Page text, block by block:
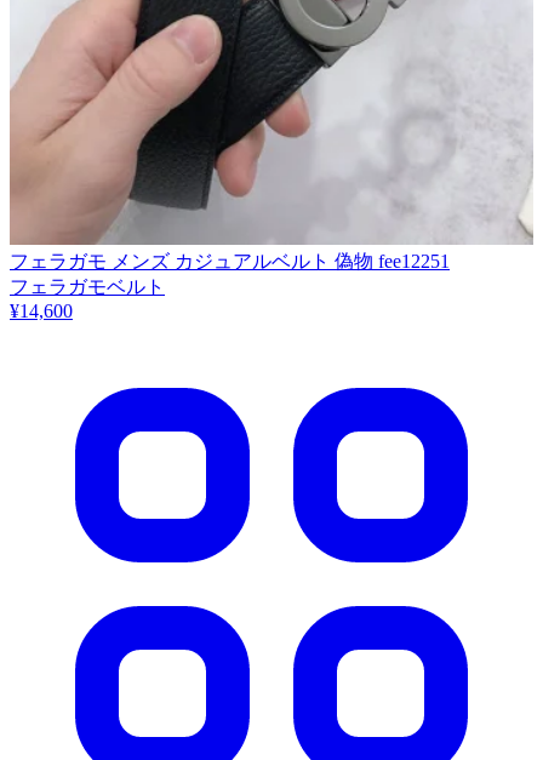
フェラガモ メンズ カジュアルベルト 偽物 fee12251
フェラガモベルト
¥14,600